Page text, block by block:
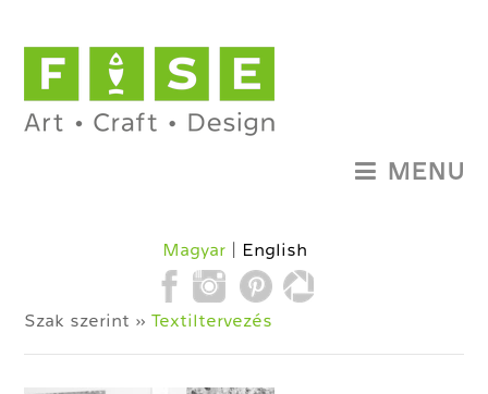
Magyar English
MENU
Szak szerint »Textiltervezés